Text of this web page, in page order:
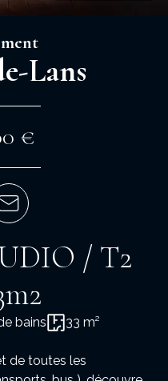
Lans
€
/ T2
bains
33 m²
de toutes les